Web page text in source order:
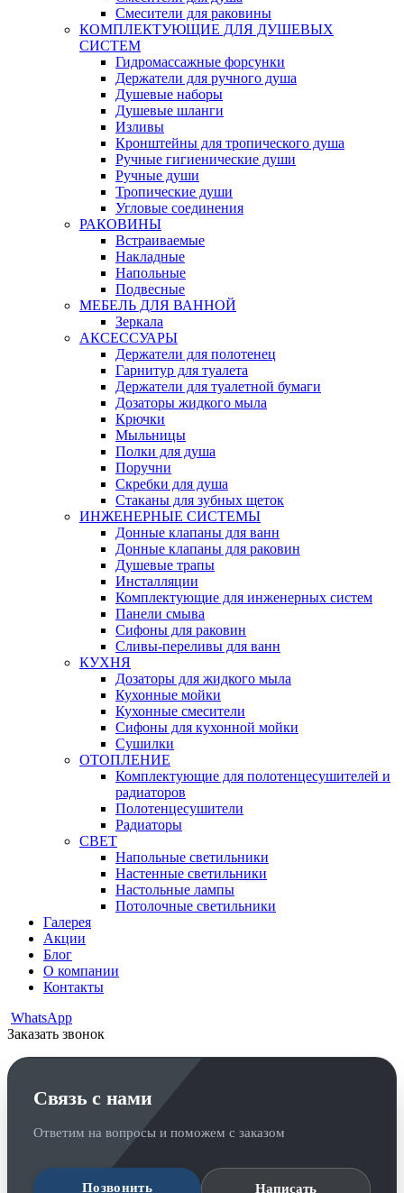
Смесители для раковины
КОМПЛЕКТУЮЩИЕ ДЛЯ ДУШЕВЫХ
СИСТЕМ
Гидромассажные форсунки
Держатели для ручного душа
Душевые наборы
Душевые шланги
Изливы
Кронштейны для тропического душа
Ручные гигиенические души
Ручные души
Тропические души
Угловые соединения
РАКОВИНЫ
Встраиваемые
Накладные
Напольные
Подвесные
МЕБЕЛЬ ДЛЯ ВАННОЙ
Зеркала
АКСЕССУАРЫ
Держатели для полотенец
Гарнитур для туалета
Держатели для туалетной бумаги
Дозаторы жидкого мыла
Крючки
Мыльницы
Полки для душа
Поручни
Скребки для душа
Стаканы для зубных щеток
ИНЖЕНЕРНЫЕ СИСТЕМЫ
Донные клапаны для ванн
Донные клапаны для раковин
Душевые трапы
Инсталляции
Комплектующие для инженерных систем
Панели смыва
Сифоны для раковин
Сливы-переливы для ванн
КУХНЯ
Дозаторы для жидкого мыла
Кухонные мойки
Кухонные смесители
Сифоны для кухонной мойки
Сушилки
ОТОПЛЕНИЕ
Комплектующие для полотенцесушителей и
радиаторов
Полотенцесушители
Радиаторы
СВЕТ
Напольные светильники
Настенные светильники
Настольные лампы
Потолочные светильники
Галерея
Акции
Блог
О компании
Контакты
WhatsApp
Заказать звонок
Связь с нами
Ответим на вопросы и поможем с заказом
Позвонить Написать